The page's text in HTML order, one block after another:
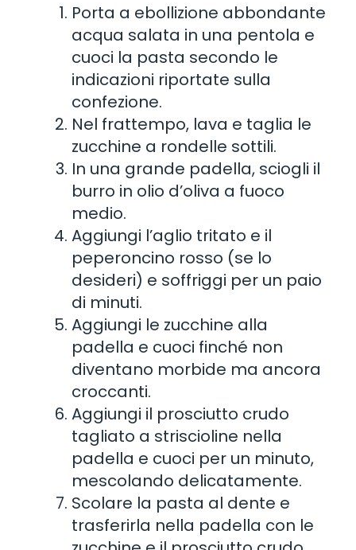
Porta a ebollizione abbondante
acqua salata in una pentola e
cuoci la pasta secondo le
indicazioni riportate sulla
confezione.
Nel frattempo, lava e taglia le
zucchine a rondelle sottili.
In una grande padella, sciogli il
burro in olio d’oliva a fuoco
medio.
Aggiungi l’aglio tritato e il
peperoncino rosso (se lo
desideri) e soffriggi per un paio
di minuti.
Aggiungi le zucchine alla
padella e cuoci finché non
diventano morbide ma ancora
croccanti.
Aggiungi il prosciutto crudo
tagliato a striscioline nella
padella e cuoci per un minuto,
mescolando delicatamente.
Scolare la pasta al dente e
trasferirla nella padella con le